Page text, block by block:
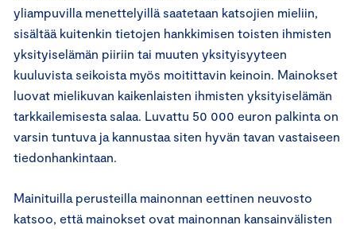
yliampuvilla menettelyillä saatetaan katsojien mieliin,
sisältää kuitenkin tietojen hankkimisen toisten ihmisten
yksityiselämän piiriin tai muuten yksityisyyteen
kuuluvista seikoista myös moitittavin keinoin. Mainokset
luovat mielikuvan kaikenlaisten ihmisten yksityiselämän
tarkkailemisesta salaa. Luvattu 50 000 euron palkinta on
varsin tuntuva ja kannustaa siten hyvän tavan vastaiseen
tiedonhankintaan.
Mainituilla perusteilla mainonnan eettinen neuvosto
katsoo, että mainokset ovat mainonnan kansainvälisten